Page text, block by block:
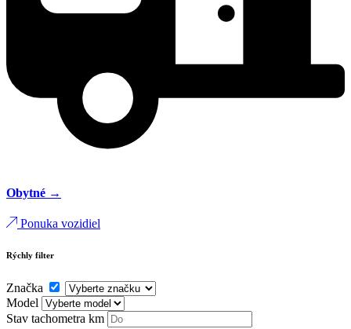
Obytné →
Ponuka vozidiel
Rýchly filter
Značka
Model
Stav tachometra km